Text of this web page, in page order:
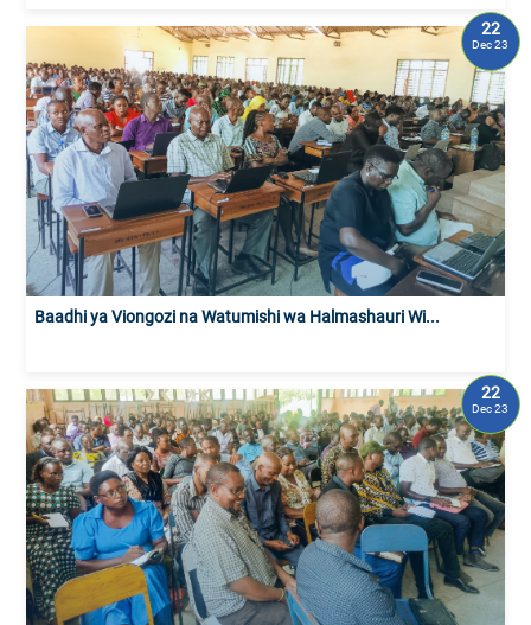
Baadhi ya Viongozi na Watumishi wa Halmashauri Wi...
22
Dec 23
22
Dec 23